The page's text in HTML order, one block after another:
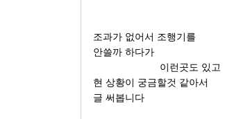
조과가 없어서 조행기를
안쓸까 하다가
이런곳도 있고
현 상황이 궁금할것 같아서
글 써봅니다